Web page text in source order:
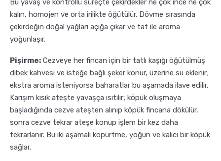
Bu yavaş ve kontrollü süreçte çekirdekler ne çok ince ne çok
kalın, homojen ve orta irilikte öğütülür. Dövme sırasında
çekirdeğin doğal yağları açığa çıkar ve tat ile aroma
yoğunlaşır.
Pişirme: Cezveye her fincan için bir tatlı kaşığı öğütülmüş
dibek kahvesi ve isteğe bağlı şeker konur, üzerine su eklenir;
ekstra aroma isteniyorsa baharatlar bu aşamada ilave edilir.
Karışım kısık ateşte yavaşça ısıtılır; köpük oluşmaya
başladığında cezve ateşten alınıp köpük fincana dökülür,
sonra cezve tekrar ateşe konup işlem bir kez daha
tekrarlanır. Bu iki aşamalı köpürtme, yoğun ve kalıcı bir köpük
sağlar.